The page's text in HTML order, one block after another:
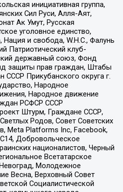
инициативная группа,
Сил Руси, Алля-Аят,
Ак Умут, Русская
уголовное единство,
и свобода, W.H.С., Фалунь
Патриотический клуб-
державный союз, Фонд
защиты прав граждан, Штабы
СССР Прикубанского округа г.
Народное
Народное движение
РСФСР СССР
Штурм, Граждане СССР,
Родов, Совет Советских
Meta Platforms Inc, Facebook,
Добровольческое
националистов, Черный
Всетатарское
Молодежное
Весна, Верховный Совет
Социалистической